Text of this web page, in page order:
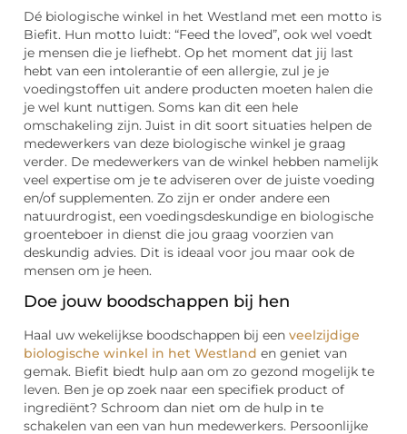
Dé biologische winkel in het Westland met een motto is
Biefit. Hun motto luidt: “Feed the loved”, ook wel voedt
je mensen die je liefhebt. Op het moment dat jij last
hebt van een intolerantie of een allergie, zul je je
voedingstoffen uit andere producten moeten halen die
je wel kunt nuttigen. Soms kan dit een hele
omschakeling zijn. Juist in dit soort situaties helpen de
medewerkers van deze biologische winkel je graag
verder. De medewerkers van de winkel hebben namelijk
veel expertise om je te adviseren over de juiste voeding
en/of supplementen. Zo zijn er onder andere een
natuurdrogist, een voedingsdeskundige en biologische
groenteboer in dienst die jou graag voorzien van
deskundig advies. Dit is ideaal voor jou maar ook de
mensen om je heen.
Doe jouw boodschappen bij hen
Haal uw wekelijkse boodschappen bij een veelzijdige
biologische winkel in het Westland en geniet van
gemak. Biefit biedt hulp aan om zo gezond mogelijk te
leven. Ben je op zoek naar een specifiek product of
ingrediënt? Schroom dan niet om de hulp in te
schakelen van een van hun medewerkers. Persoonlijke